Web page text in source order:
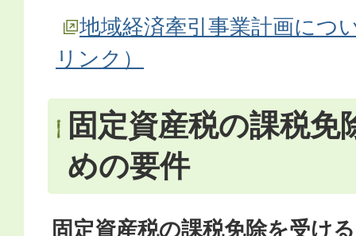
地域経済牽引事業計画につ
リンク）
固定資産税の課税免
めの要件
固定資産税の課税免除を受け